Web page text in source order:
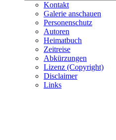
Kontakt
Galerie anschauen
Personenschutz
Autoren
Heimatbuch
Zeitreise
Abkürzungen
Lizenz (Copyright)
Disclaimer
Links